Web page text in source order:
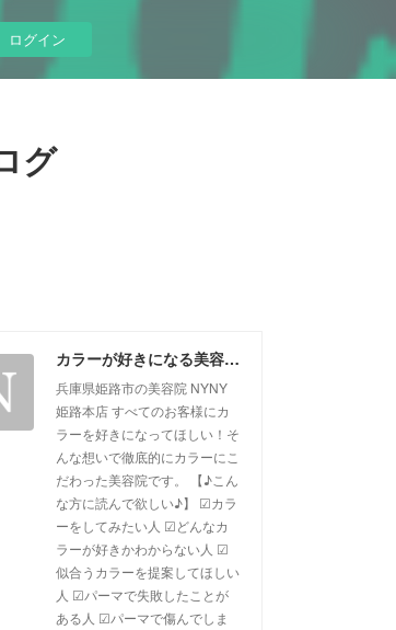
ログイン
グ
カラーが好きになる美容院『NYNY姫路本店』ブログ
兵庫県姫路市の美容院 NYNY
姫路本店 すべてのお客様にカ
ラーを好きになってほしい！そ
んな想いで徹底的にカラーにこ
だわった美容院です。 【♪こん
な方に読んで欲しい♪】 ☑カラ
ーをしてみたい人 ☑どんなカ
ラーが好きかわからない人 ☑
似合うカラーを提案してほしい
人 ☑パーマで失敗したことが
ある人 ☑パーマで傷んでしま